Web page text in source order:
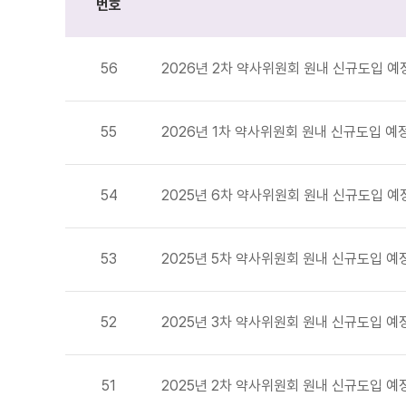
번호
56 2026년 2차 약사위원회 원내 신규도입 예
55 2026년 1차 약사위원회 원내 신규도입 예
54 2025년 6차 약사위원회 원내 신규도입 예
53 2025년 5차 약사위원회 원내 신규도입 예
52 2025년 3차 약사위원회 원내 신규도입 예
51 2025년 2차 약사위원회 원내 신규도입 예